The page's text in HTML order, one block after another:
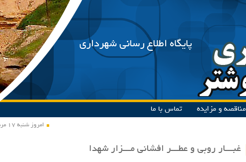
پایگاه اطلاع رسانی شهرداری
امروز شنبه ۱۷ مرداد ۱۴۰۵
مناقصه و مزایده تماس با ما
غبـــار روبی و عطـــر افشانی مـــزار شهدا